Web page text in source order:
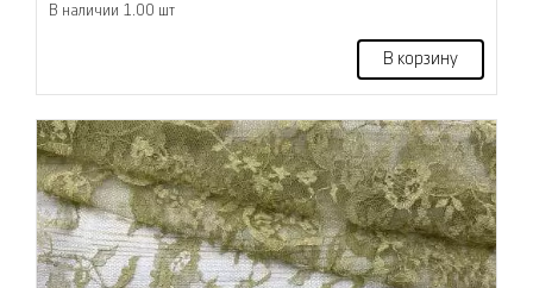
В наличии 1.00 шт
В корзину